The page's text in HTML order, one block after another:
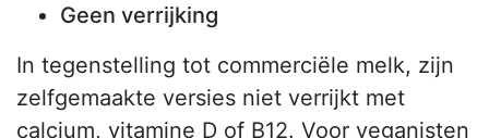
Geen verrijking
In tegenstelling tot commerciële melk, zijn
zelfgemaakte versies niet verrijkt met
calcium, vitamine D of B12. Voor veganisten